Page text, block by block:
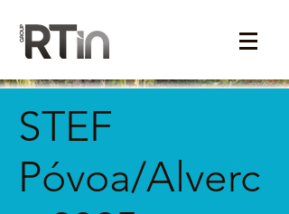
STEF
Póvoa/Alverc